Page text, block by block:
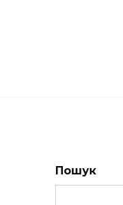
Пошук